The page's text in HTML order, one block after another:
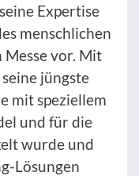
Expertise
menschlichen
Messe vor. Mit
jüngste
mit speziellem
und für die
wurde und
Lösungen